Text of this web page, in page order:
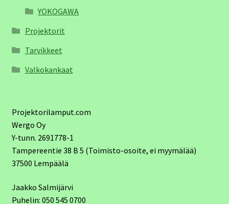
YOKOGAWA
Projektorit
Tarvikkeet
Valkokankaat
Projektorilamput.com
Wergo Oy
Y-tunn. 2691778-1
Tampereentie 38 B 5 (Toimisto-osoite, ei myymälää)
37500 Lempäälä
Jaakko Salmijärvi
Puhelin: 050 545 0700